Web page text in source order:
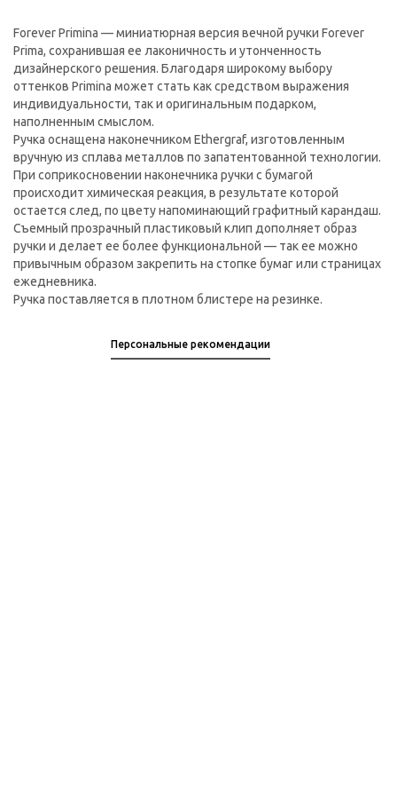
Forever Primina — миниатюрная версия вечной ручки Forever
Prima, сохранившая ее лаконичность и утонченность
дизайнерского решения. Благодаря широкому выбору
оттенков Primina может стать как средством выражения
индивидуальности, так и оригинальным подарком,
наполненным смыслом.
Ручка оснащена наконечником Ethergraf, изготовленным
вручную из сплава металлов по запатентованной технологии.
При соприкосновении наконечника ручки с бумагой
происходит химическая реакция, в результате которой
остается след, по цвету напоминающий графитный карандаш.
Съемный прозрачный пластиковый клип дополняет образ
ручки и делает ее более функциональной — так ее можно
привычным образом закрепить на стопке бумаг или страницах
ежедневника.
Ручка поставляется в плотном блистере на резинке.
Персональные рекомендации